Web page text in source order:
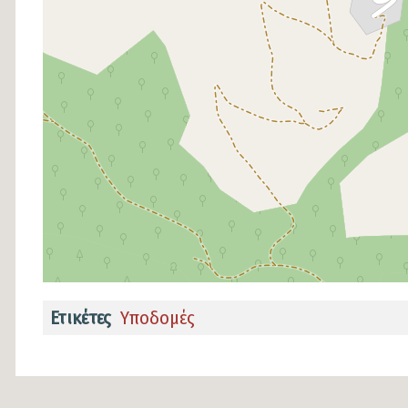
Ετικέτες Υποδομές